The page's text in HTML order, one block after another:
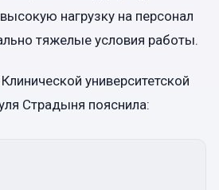
нагрузку на персонал
тяжелые условия работы.
университетской
Страдыня пояснила: